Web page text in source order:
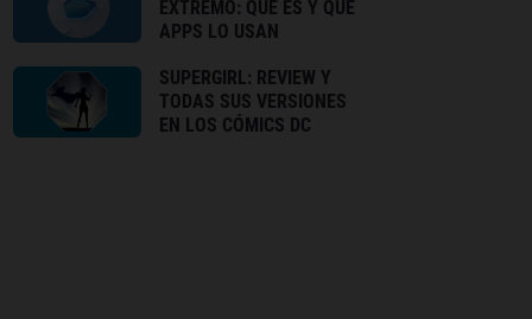
EXTREMO: QUÉ ES Y QUÉ
APPS LO USAN
SUPERGIRL: REVIEW Y
TODAS SUS VERSIONES
EN LOS CÓMICS DC